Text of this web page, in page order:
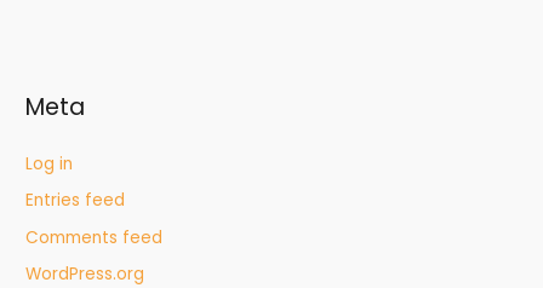
Meta
Log in
Entries feed
Comments feed
WordPress.org